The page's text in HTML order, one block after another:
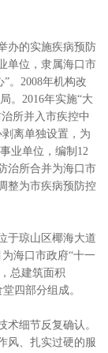
办的实施疾病预防
单位，隶属海口市
。2008年机构改
。2016年实施“大
所并入市疾控中
离单独设置，为
业单位，编制12
治所合并为海口市
整为市疾病预防控
琼山区椰海大道
海口市政府“十一
总建筑面积
四部分组成。
细节反复确认。
风、扎实过硬的服